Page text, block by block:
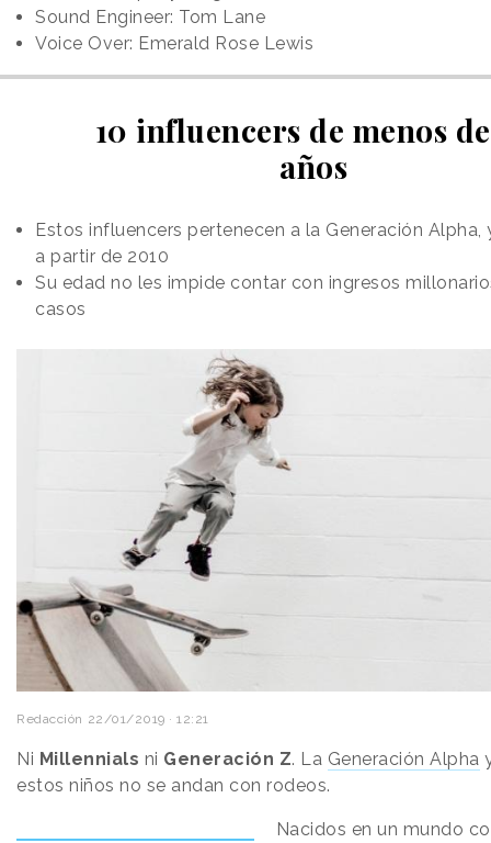
Sound Engineer: Tom Lane
Voice Over: Emerald Rose Lewis
10 influencers de menos
años
Estos influencers pertenecen a la Generación Alpha,
a partir de 2010
Su edad no les impide contar con ingresos
casos
Redacción 22/01/2019 · 12:21
Ni Millennials ni Generación Z. La Generación Alpha
estos niños no se andan con rodeos.
Nacidos en un mundo